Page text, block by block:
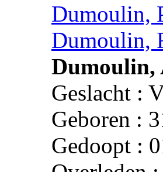
Dumoulin,
Dumoulin,
Dumoulin,
Geslacht :
Geboren :
Gedoopt :